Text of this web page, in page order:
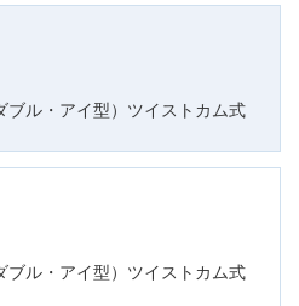
ブル・アイ型）ツイストカム式
ブル・アイ型）ツイストカム式